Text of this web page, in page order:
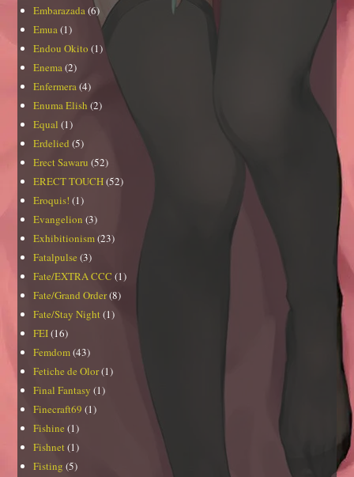
Embarazada(6)
Emua(1)
Endou Okito (1)
Enema(2)
Enfermera(4)
Enuma Elish (2)
Equal (1)
Erdelied (5)
Erect Sawaru (52)
ERECT TOUCH(52)
Eroquis! (1)
Evangelion (3)
Exhibitionism(23)
Fatalpulse (3)
Fate/EXTRA CCC (1)
Fate/Grand Order(8)
Fate/Stay Night (1)
FEI(16)
Femdom(43)
Fetiche de Olor(1)
Final Fantasy (1)
Finecraft69 (1)
Fishine (1)
Fishnet(1)
Fisting (5)